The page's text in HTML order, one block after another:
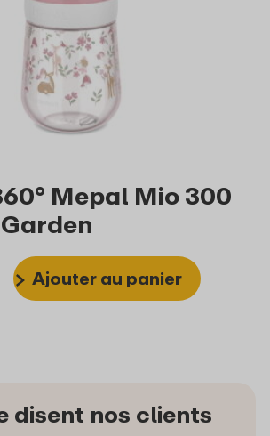
Mepal Mio 300
Ajouter au panier
disent nos clients